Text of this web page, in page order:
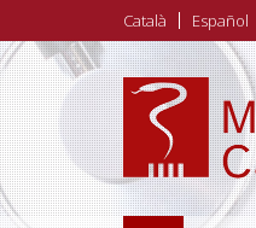
al
contenido
principal
Català Español